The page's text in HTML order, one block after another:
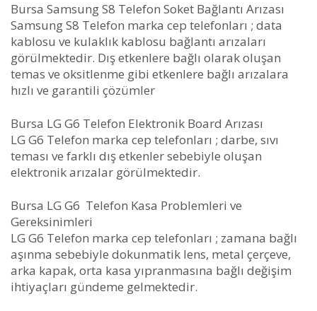
Bursa Samsung S8 Telefon Soket Bağlantı Arızası
Samsung S8 Telefon marka cep telefonları ; data
kablosu ve kulaklık kablosu bağlantı arızaları
görülmektedir. Dış etkenlere bağlı olarak oluşan
temas ve oksitlenme gibi etkenlere bağlı arızalara
hızlı ve garantili çözümler
Bursa LG G6 Telefon Elektronik Board Arızası
LG G6 Telefon marka cep telefonları ; darbe, sıvı
teması ve farklı dış etkenler sebebiyle oluşan
elektronik arızalar görülmektedir.
Bursa LG G6 Telefon Kasa Problemleri ve
Gereksinimleri
LG G6 Telefon marka cep telefonları ; zamana bağlı
aşınma sebebiyle dokunmatik lens, metal çerçeve,
arka kapak, orta kasa yıpranmasına bağlı değişim
ihtiyaçları gündeme gelmektedir.